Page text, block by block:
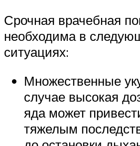
Срочная врачебная
необходима в
ситуациях:
Множественные
случае высокая
яда может
тяжелым